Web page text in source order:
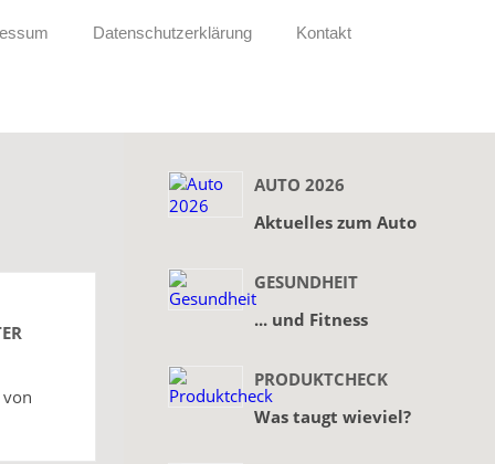
Datenschutzerklärung Kontakt
AUTO 2026
Aktuelles zum Auto
GESUNDHEIT
... und Fitness
PRODUKTCHECK
Was taugt wieviel?